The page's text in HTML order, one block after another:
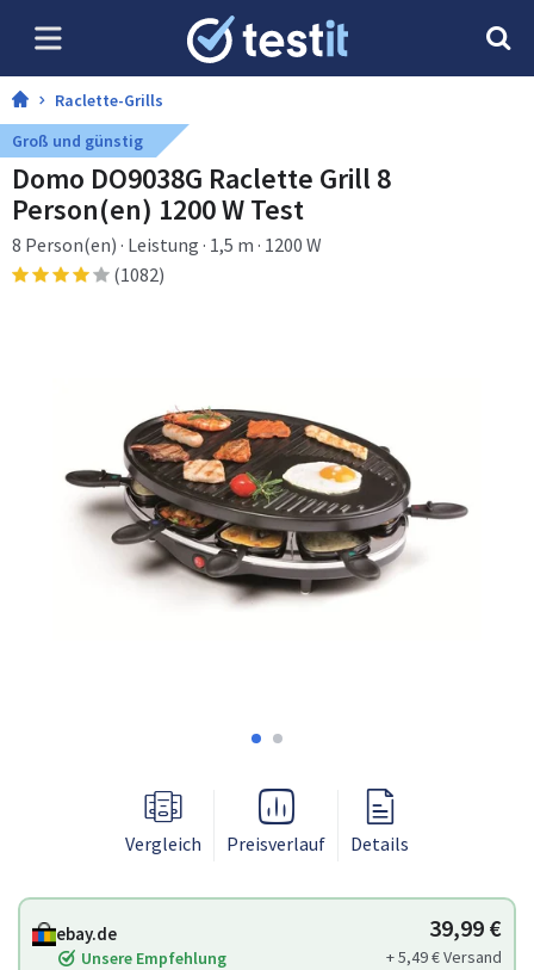
Raclette-Grills
Groß und günstig
Domo DO9038G Raclette Grill 8
Person(en) 1200 W Test
8 Person(en) · Leistung · 1,5 m · 1200 W
(1082)
Vergleich Preisverlauf Details
ebay.de
Unsere Empfehlung
39,99 €
+ 5,49 € Versand